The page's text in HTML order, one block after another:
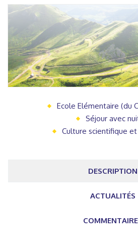
Ecole Elémentaire (du
Séjour avec
Culture scientifique
DESCRIPTION
ACTUALITÉS